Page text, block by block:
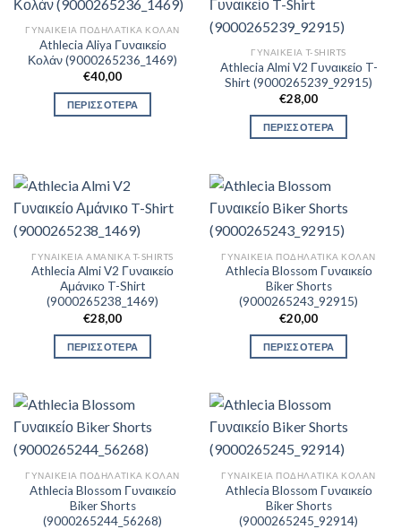
ΓΥΝΑΙΚΕΊΑ ΠΟΔΗΛΑΤΙΚΆ ΚΟΛΆΝ
Athlecia Aliya Γυναικείο
Κολάν (9000265236_1469)
€40,00
ΠΕΡΙΣΣΟΤΕΡΑ
ΓΥΝΑΙΚΕΊΑ T-SHIRTS
Athlecia Almi V2 Γυναικείο T-
Shirt (9000265239_92915)
€28,00
ΠΕΡΙΣΣΟΤΕΡΑ
ΓΥΝΑΙΚΕΊΑ ΑΜΆΝΙΚΑ T-SHIRTS
Athlecia Almi V2 Γυναικείο
Αμάνικο T-Shirt
(9000265238_1469)
€28,00
ΠΕΡΙΣΣΟΤΕΡΑ
ΓΥΝΑΙΚΕΊΑ ΠΟΔΗΛΑΤΙΚΆ ΚΟΛΆΝ
Athlecia Blossom Γυναικείο
Biker Shorts
(9000265243_92915)
€20,00
ΠΕΡΙΣΣΟΤΕΡΑ
ΓΥΝΑΙΚΕΊΑ ΠΟΔΗΛΑΤΙΚΆ ΚΟΛΆΝ
Athlecia Blossom Γυναικείο
Biker Shorts
(9000265244_56268)
ΓΥΝΑΙΚΕΊΑ ΠΟΔΗΛΑΤΙΚΆ ΚΟΛΆΝ
Athlecia Blossom Γυναικείο
Biker Shorts
(9000265245_92914)